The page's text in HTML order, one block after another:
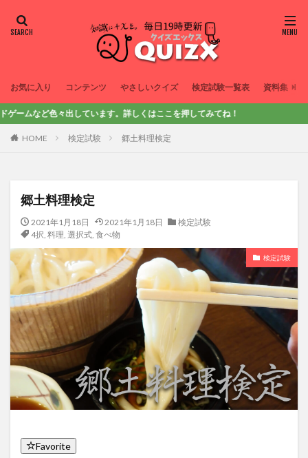
お気に入り コンテンツ やさしいクイズ 検定試験一覧表 資料集
ます。詳しくはここを押してみてね！
HOME 検定試験 郷土料理検定
郷土料理検定
2021年1月18日 2021年1月18日
検定試験
4択, 料理, 選択式, 食べ物
検定試験
Favorite